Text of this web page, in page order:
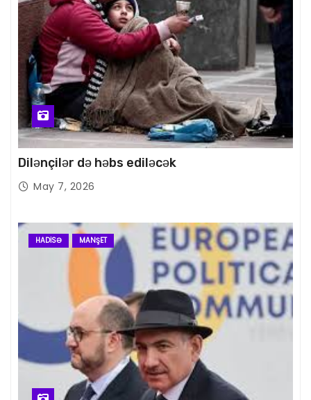
Dilənçilər də həbs ediləcək
May 7, 2026
HADISƏ MANŞET